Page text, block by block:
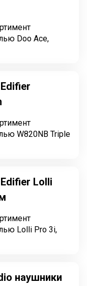
Doo Ace,
W820NB Triple
Lolli
Lolli Pro 3i,
наушники